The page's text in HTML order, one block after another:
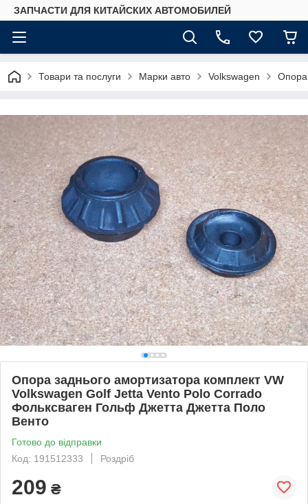
ЗАПЧАСТИ ДЛЯ КИТАЙСКИХ АВТОМОБИЛЕЙ
Товари та послуги Марки авто Volkswagen Опора
Опора заднього амортизатора комплект VW
Volkswagen Golf Jetta Vento Polo Corrado
Фольксваген Гольф Джетта Джетта Поло
Венто
Готово до відправки
Код: 191512333
Роздріб
209 ₴